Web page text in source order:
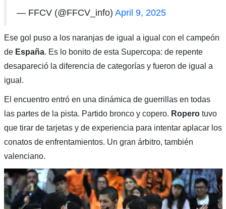
— FFCV (@FFCV_info) April 9, 2025
Ese gol puso a los naranjas de igual a igual con el campeón
de España. Es lo bonito de esta Supercopa: de repente
desapareció la diferencia de categorías y fueron de igual a
igual.
El encuentro entró en una dinámica de guerrillas en todas
las partes de la pista. Partido bronco y copero. Roperotuvo
que tirar de tarjetas y de experiencia para intentar aplacar los
conatos de enfrentamientos. Un gran árbitro, también
valenciano.